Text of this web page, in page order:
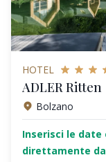
HOTEL
ADLER Ritten
Bolzano
Inserisci le
direttamente